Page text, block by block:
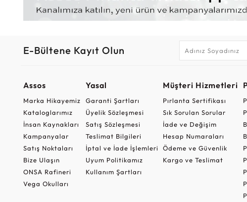
E-Bültene Kayıt Olun
Assos
Marka Hikayemiz
Kataloglarımız
İnsan Kaynakları
Kampanyalar
Satış Noktaları
Bize Ulaşın
ONSA Rafineri
Vega Okulları
Yasal
Garanti Şartları
Üyelik Sözleşmesi
Satış Sözleşmesi
Teslimat Bilgileri
İptal ve İade İşlemleri
Uyum Politikamız
Kullanım Şartları
Müşteri Hizmetleri
Pırlanta Sertifikası
Sık Sorulan Sorular
İade ve Değişim
Hesap Numaraları
Ödeme ve Güvenlik
Kargo ve Teslimat